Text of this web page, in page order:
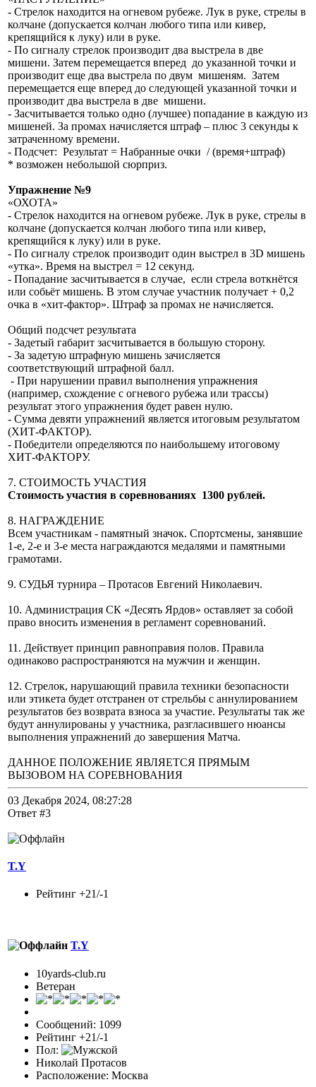
- Стрелок находится на огневом рубеже. Лук в руке, стрелы в
колчане (допускается колчан любого типа или кивер,
крепящийся к луку) или в руке.
- По сигналу стрелок производит два выстрела в две
мишени. Затем перемещается вперед до указанной точки и
производит еще два выстрела по двум мишеням. Затем
перемещается еще вперед до следующей указанной точки и
производит два выстрела в две мишени.
- Засчитывается только одно (лучшее) попадание в каждую из
мишеней. За промах начисляется штраф – плюс 3 секунды к
затраченному времени.
- Подсчет: Результат = Набранные очки / (время+штраф)
* возможен небольшой сюрприз.
Упражнение №9
«ОХОТА»
- Стрелок находится на огневом рубеже. Лук в руке, стрелы в
колчане (допускается колчан любого типа или кивер,
крепящийся к луку) или в руке.
- По сигналу стрелок производит один выстрел в 3D мишень
«утка». Время на выстрел = 12 секунд.
- Попадание засчитывается в случае, если стрела воткнётся
или собьёт мишень. В этом случае участник получает + 0,2
очка в «хит-фактор». Штраф за промах не начисляется.
Общий подсчет результата
- Задетый габарит засчитывается в большую сторону.
- За задетую штрафную мишень зачисляется
соответствующий штрафной балл.
- При нарушении правил выполнения упражнения
(например, схождение с огневого рубежа или трассы)
результат этого упражнения будет равен нулю.
- Сумма девяти упражнений является итоговым результатом
(ХИТ-ФАКТОР).
- Победители определяются по наибольшему итоговому
ХИТ-ФАКТОРУ.
7. СТОИМОСТЬ УЧАСТИЯ
Стоимость участия в соревнованиях 1300 рублей.
8. НАГРАЖДЕНИЕ
Всем участникам - памятный значок. Спортсмены, занявшие
1-е, 2-е и 3-е места награждаются медалями и памятными
грамотами.
9. СУДЬЯ турнира – Протасов Евгений Николаевич.
10. Администрация СК «Десять Ярдов» оставляет за собой
право вносить изменения в регламент соревнований.
11. Действует принцип равноправия полов. Правила
одинаково распространяются на мужчин и женщин.
12. Стрелок, нарушающий правила техники безопасности
или этикета будет отстранен от стрельбы с аннулированием
результатов без возврата взноса за участие. Результаты так же
будут аннулированы у участника, разгласившего нюансы
выполнения упражнений до завершения Матча.
ДАННОЕ ПОЛОЖЕНИЕ ЯВЛЯЕТСЯ ПРЯМЫМ
ВЫЗОВОМ НА СОРЕВНОВАНИЯ
03 Декабря 2024, 08:27:28
Ответ #3
T.Y
Рейтинг +21/-1
T.Y
10yards-club.ru
Ветеран
Сообщений: 1099
Рейтинг +21/-1
Пол:
Николай Протасов
Расположение: Москва